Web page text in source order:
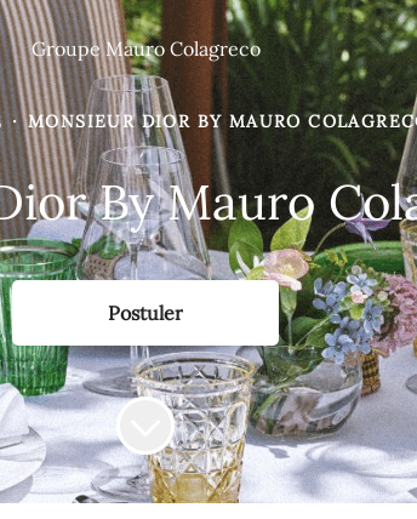
Groupe Mauro Colagreco
· MONSIEUR DIOR BY MAURO
By Mauro
Postuler